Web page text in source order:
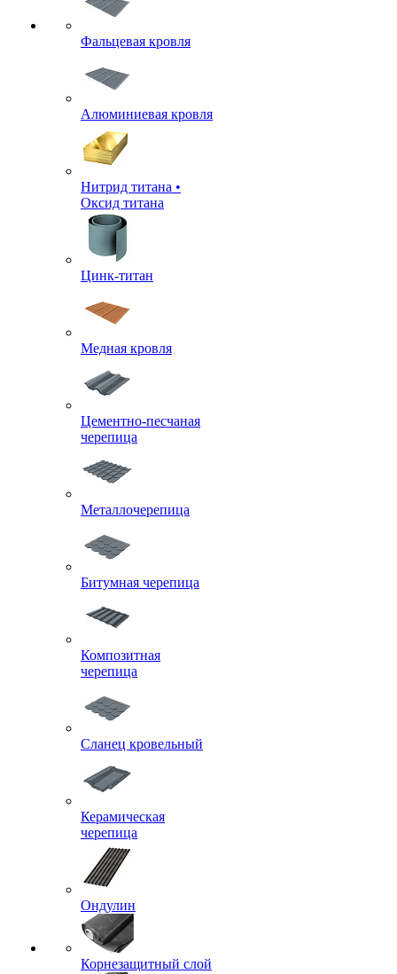
Фальцевая кровля
Алюминиевая кровля
Нитрид титана •
Оксид титана
Цинк-титан
Медная кровля
Цементно-песчаная
черепица
Металлочерепица
Битумная черепица
Композитная
черепица
Сланец кровельный
Керамическая
черепица
Ондулин
Корнезащитный слой